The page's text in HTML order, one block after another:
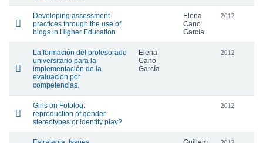
Developing assessment
practices through the use of
blogs in Higher Education
Elena
Cano
García
2012
La formación del profesorado
universitario para la
implementación de la
evaluación por
competencias.
Elena
Cano
García
2012
Girls on Fotolog:
reproduction of gender
stereotypes or identity play?
2012